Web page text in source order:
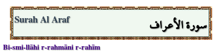
سورة الأعراف Surah Al Araf
Bi-smi-llāhi r-rahmāni r-rahīm